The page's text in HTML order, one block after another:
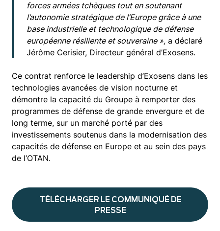
forces armées tchèques tout en soutenant
l’autonomie stratégique de l’Europe grâce à une
base industrielle et technologique de défense
européenne résiliente et souveraine », a déclaré
Jérôme Cerisier, Directeur général d’Exosens.
Ce contrat renforce le leadership d’Exosens dans les
technologies avancées de vision nocturne et
démontre la capacité du Groupe à remporter des
programmes de défense de grande envergure et de
long terme, sur un marché porté par des
investissements soutenus dans la modernisation des
capacités de défense en Europe et au sein des pays
de l’OTAN.
TÉLÉCHARGER LE COMMUNIQUÉ DE
PRESSE